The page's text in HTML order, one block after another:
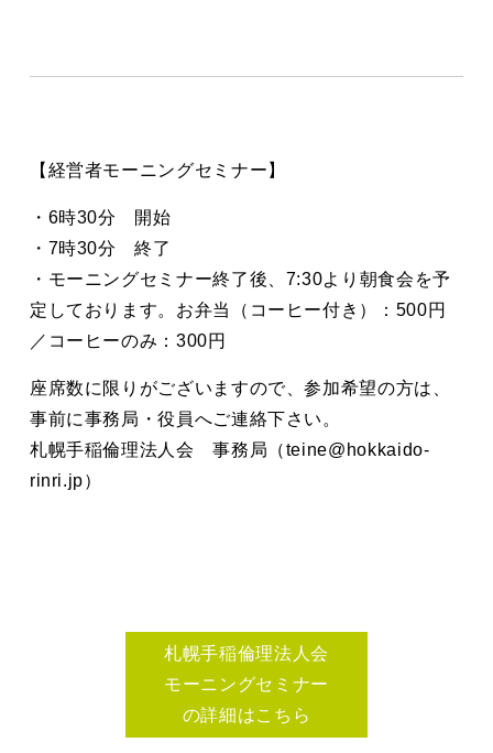
【経営者モーニングセミナー】
・6時30分 開始
・7時30分 終了
・モーニングセミナー終了後、7:30より朝食会を予
定しております。お弁当（コーヒー付き）：500円
／コーヒーのみ：300円
座席数に限りがございますので、参加希望の方は、
事前に事務局・役員へご連絡下さい。
札幌手稲倫理法人会 事務局（teine@hokkaido-
rinri.jp）
札幌手稲倫理法人会
モーニングセミナー
の詳細はこちら